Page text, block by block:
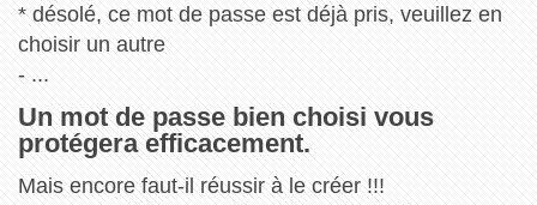
* désolé, ce mot de passe est déjà pris, veuillez en
choisir un autre
- ...
Un mot de passe bien choisi vous
protégera efficacement.
Mais encore faut-il réussir à le créer !!!